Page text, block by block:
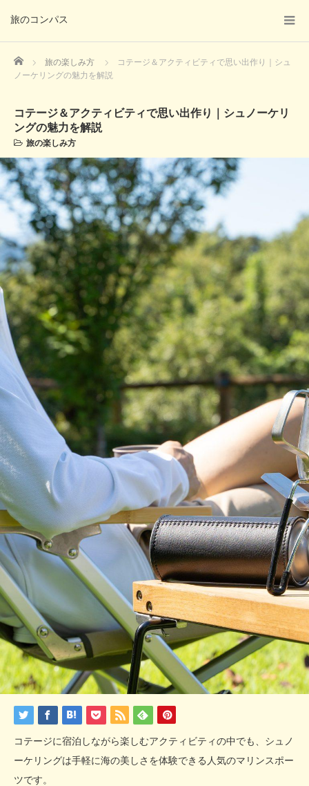
旅のコンパス
Home 旅の楽しみ方
コテージ＆アクティビティで思い出作り｜シュ
ノーケリングの魅力を解説
コテージ＆アクティビティで思い出作り｜シュノーケリ
ングの魅力を解説
旅の楽しみ方
コテージに宿泊しながら楽しむアクティビティの中でも、シュノ
ーケリングは手軽に海の美しさを体験できる人気のマリンスポー
ツです。